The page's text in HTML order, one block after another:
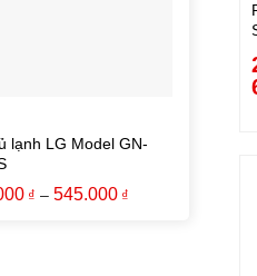
lạnh LG Model GN-
₫ – 545.000 ₫